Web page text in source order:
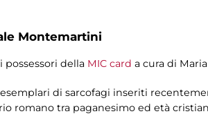
Montemartini
possessori della MIC card a cura di
di sarcofagi inseriti
romano tra paganesimo ed età